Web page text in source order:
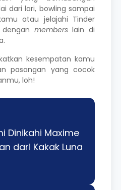
dari lari, bowling sampai
atau jelajahi Tinder
dengan memberslain di
kesempatan kamu
pasangan yang cocok
loh!
Dinikahi Maxime
dari Kakak Luna